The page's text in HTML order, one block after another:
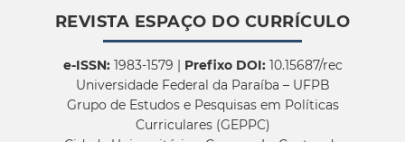
REVISTA ESPAÇO DO CURRÍCULO
e-ISSN:1983-1579 | Prefixo DOI:10.15687/rec
Universidade Federal da Paraíba – UFPB
Grupo de Estudos e Pesquisas em Políticas
Curriculares (GEPPC)